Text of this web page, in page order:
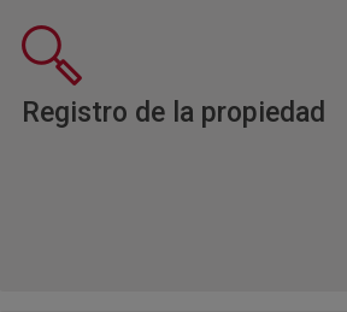
Registro de la propiedad